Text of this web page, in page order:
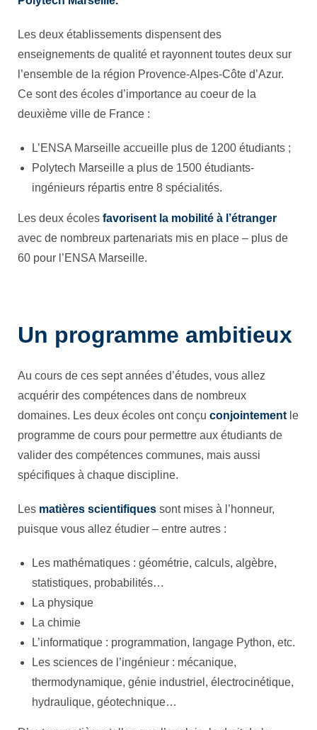
Les deux établissements dispensent des
enseignements de qualité et rayonnent toutes deux sur
l’ensemble de la région Provence-Alpes-Côte d’Azur.
Ce sont des écoles d’importance au coeur de la
deuxième ville de France :
L’ENSA Marseille accueille plus de 1200 étudiants ;
Polytech Marseille a plus de 1500 étudiants-
ingénieurs répartis entre 8 spécialités.
Les deux écoles favorisent la mobilité à l’étranger
avec de nombreux partenariats mis en place – plus de
60 pour l’ENSA Marseille.
Un programme ambitieux
Au cours de ces sept années d’études, vous allez
acquérir des compétences dans de nombreux
domaines. Les deux écoles ont conçu conjointement le
programme de cours pour permettre aux étudiants de
valider des compétences communes, mais aussi
spécifiques à chaque discipline.
Les matières scientifiques sont mises à l’honneur,
puisque vous allez étudier – entre autres :
Les mathématiques : géométrie, calculs, algèbre,
statistiques, probabilités…
La physique
La chimie
L’informatique : programmation, langage Python, etc.
Les sciences de l’ingénieur : mécanique,
thermodynamique, génie industriel, électrocinétique,
hydraulique, géotechnique…